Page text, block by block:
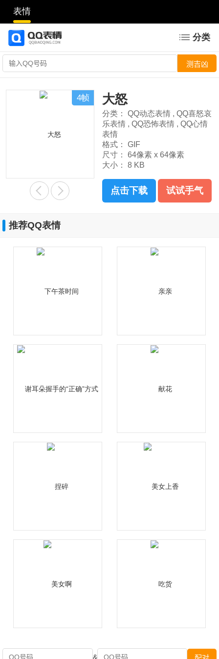
表情
分类
4帧 大怒
分类： QQ动态表情 , QQ喜怒哀
乐表情 , QQ恐怖表情 , QQ心情
表情
格式：
GIF
尺寸：
64像素 x 64像素
大小：
8 KB
点击下载 试试手气
推荐QQ表情